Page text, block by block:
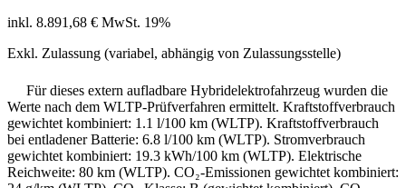
inkl. 8.891,68 € MwSt. 19%
Exkl. Zulassung (variabel, abhängig von Zulassungsstelle)
Für dieses extern aufladbare Hybridelektrofahrzeug wurden die
Werte nach dem WLTP-Prüfverfahren ermittelt. Kraftstoffverbrauch
gewichtet kombiniert: 1.1 l/100 km (WLTP). Kraftstoffverbrauch
bei entladener Batterie: 6.8 l/100 km (WLTP). Stromverbrauch
gewichtet kombiniert: 19.3 kWh/100 km (WLTP). Elektrische
Reichweite: 80 km (WLTP). CO₂-Emissionen gewichtet kombiniert: